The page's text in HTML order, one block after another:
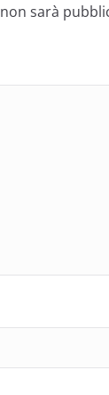
sarà